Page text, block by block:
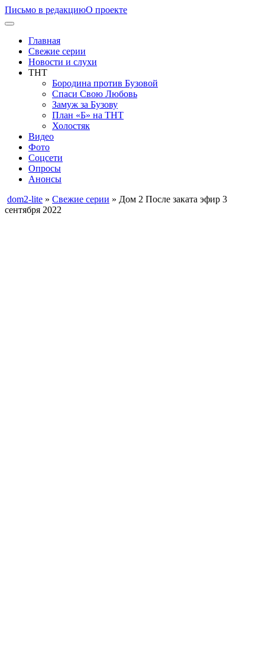
Письмо в редакциюО проекте
Главная
Свежие серии
Новости и слухи
ТНТ
Бородина против Бузовой
Спаси Свою Любовь
Замуж за Бузову
План «Б» на ТНТ
Холостяк
Видео
Фото
Соцсети
Опросы
Анонсы
dom2-lite » Свежие серии » Дом 2 После заката эфир 3
сентября 2022